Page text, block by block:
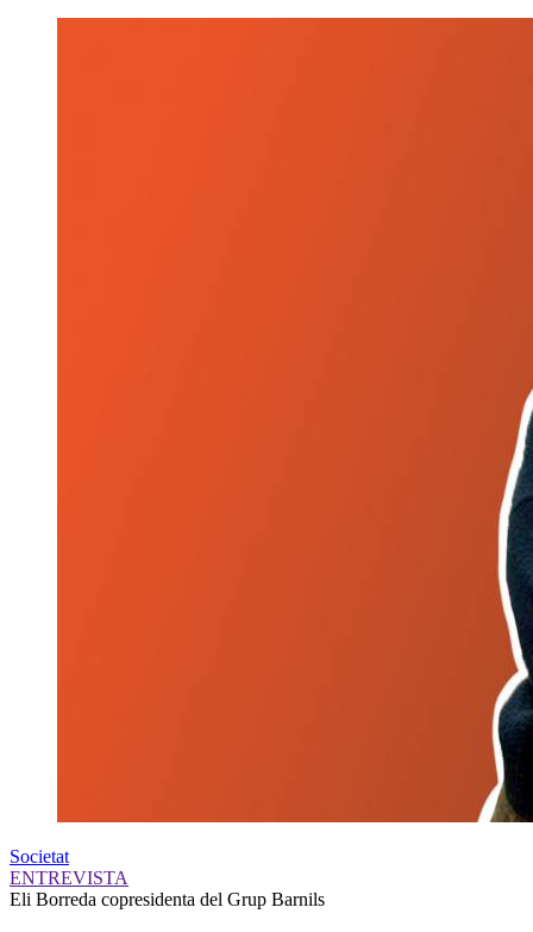
Societat
ENTREVISTA
Eli Borreda copresidenta del Grup Barnils